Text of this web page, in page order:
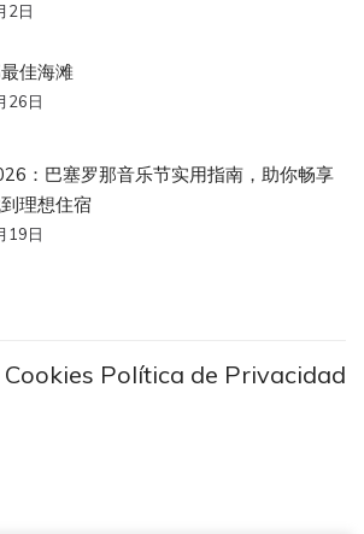
2日
佳海滩
26日
：巴塞罗那音乐节实用指南，助你畅享
理想住宿
19日
Política de Privacidad